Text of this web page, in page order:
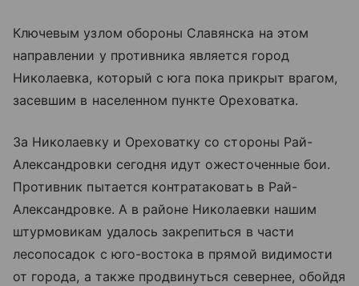
Ключевым узлом обороны Славянска на этом
направлении у противника является город
Николаевка, который с юга пока прикрыт врагом,
засевшим в населенном пункте Ореховатка.
За Николаевку и Ореховатку со стороны Рай-
Александровки сегодня идут ожесточенные бои.
Противник пытается контратаковать в Рай-
Александровке. А в районе Николаевки нашим
штурмовикам удалось закрепиться в части
лесопосадок с юго-востока в прямой видимости
от города, а также продвинуться севернее, обойдя